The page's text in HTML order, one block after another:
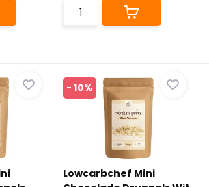
- 10%
Lowcarbchef Mini